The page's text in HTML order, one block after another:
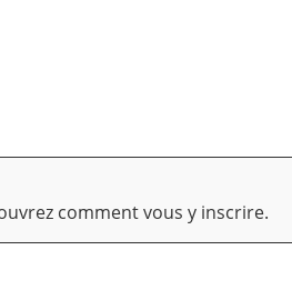
comment vous y inscrire.